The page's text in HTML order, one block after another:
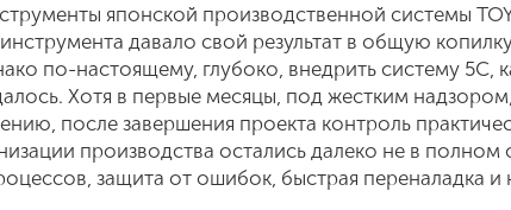
японской производственной системы
давало свой результат в общую
по-настоящему, глубоко, внедрить систему 5С,
Хотя в первые месяцы, под жестким
после завершения проекта контроль
производства остались далеко не в полном
защита от ошибок, быстрая переналадка и